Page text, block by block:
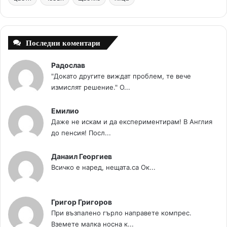
t
m
Последни коментари
Радослав
"Докато другите виждат проблем, те вече
измислят решение." О...
Емилио
Даже не искам и да експериментирам! В Англия
до пенсия! Посл...
Данаил Георгиев
Всичко е наред, нещата.са Ок...
Григор Григоров
При възпалено гърло направете компрес.
Вземете малка носна к...